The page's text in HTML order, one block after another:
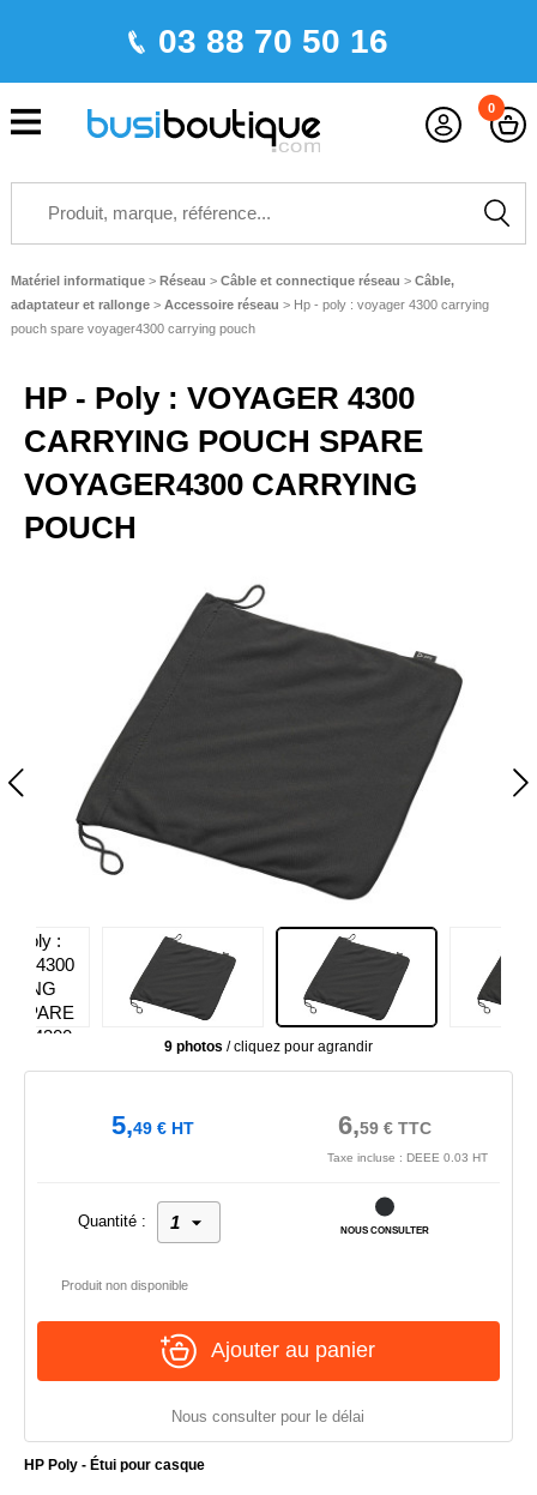
03 88 70 50 16
0
Matériel informatique > Réseau > Câble et connectique réseau > Câble,
adaptateur et rallonge > Accessoire réseau > Hp - poly : voyager 4300 carrying
pouch spare voyager4300 carrying pouch
HP - Poly : VOYAGER 4300
CARRYING POUCH SPARE
VOYAGER4300 CARRYING
POUCH
9 photos / cliquez pour agrandir
HP Poly - Étui pour casque
5,49€HT 6,59€TTC
Taxe incluse : DEEE 0.03 HT
Quantité :
NOUS CONSULTER
Produit non disponible
Ajouter au panier
Nous consulter pour le délai